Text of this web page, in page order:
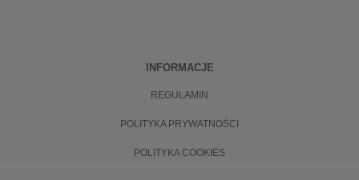
INFORMACJE
REGULAMIN
POLITYKA PRYWATNOŚCI
POLITYKA COOKIES